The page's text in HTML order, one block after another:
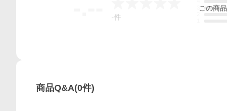
-件
この商品
商品Q&A(0件)